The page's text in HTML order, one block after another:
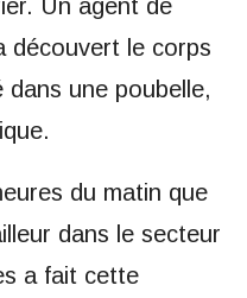
Un agent de
découvert le corps
dans une poubelle,
du matin que
dans le secteur
a fait cette